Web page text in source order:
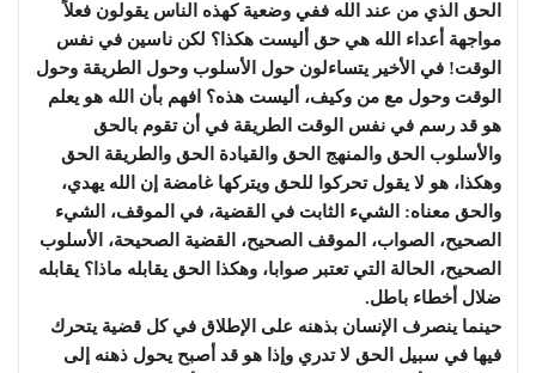
الحق الذي من عند الله ففي وضعية كهذه الناس يقولون فعلاً
مواجهة أعداء الله هي حق أليست هكذا؟ لكن ناسين في نفس
الوقت! في الأخير يتساءلون حول الأسلوب وحول الطريقة وحول
الوقت وحول مع من وكيف، أليست هذه؟ افهم بأن الله هو يعلم
هو قد رسم في نفس الوقت الطريقة في أن تقوم بالحق
والأسلوب الحق والمنهج الحق والقيادة الحق والطريقة الحق
وهكذا، هو لا يقول تحركوا للحق ويتركها غامضة إن الله يهدي،
والحق معناه: الشيء الثابت في القضية، في الموقف، الشيء
الصحيح، الصواب، الموقف الصحيح، القضية الصحيحة، الأسلوب
الصحيح، الحالة التي تعتبر صوابا، وهكذا الحق يقابله ماذا؟ يقابله
ضلال أخطاء باطل.
حينما ينصرف الإنسان بذهنه على الإطلاق في كل قضية يتحرك
فيها في سبيل الحق لا تدري وإذا هو قد أصبح يحول ذهنه إلى